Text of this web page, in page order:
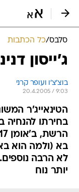
סלבס/כל הכתבות
ג'ייסון
בוצ'צ'ו ועופר קרני
20.4.2005 / 9:03
הטינאייג'ר
בא (ולמה הוא
לא הרבה
יותר נוח